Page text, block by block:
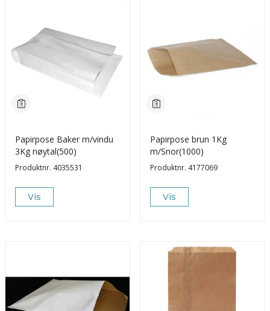
Papirpose Baker m/vindu
3Kg nøytal(500)
Produktnr. 4035531
Vis
Papirpose brun 1Kg
m/Snor(1000)
Produktnr. 4177069
Vis